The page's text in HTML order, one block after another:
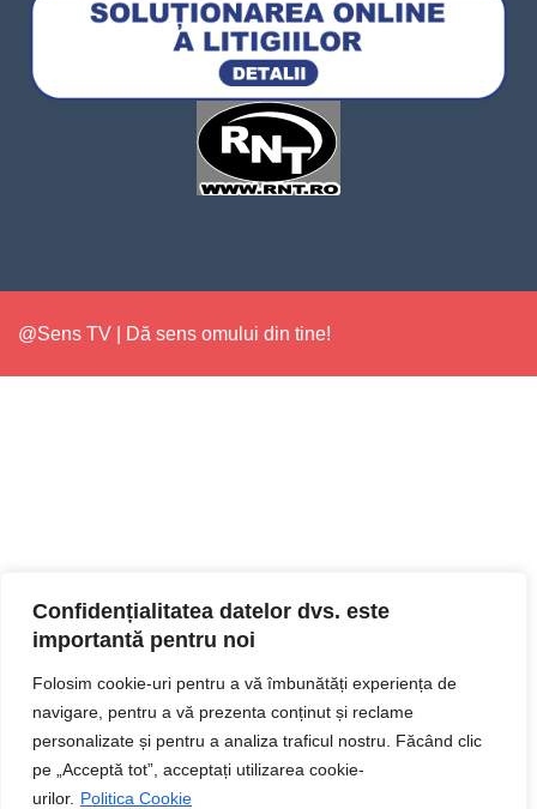
Confidențialitatea datelor dvs. este
importantă pentru noi
Folosim cookie-uri pentru a vă îmbunătăți experiența de
navigare, pentru a vă prezenta conținut și reclame
personalizate și pentru a analiza traficul nostru. Făcând clic
pe „Acceptă tot”, acceptați utilizarea cookie-
urilor. Politica Cookie
@Sens TV | Dă sens omului din tine!